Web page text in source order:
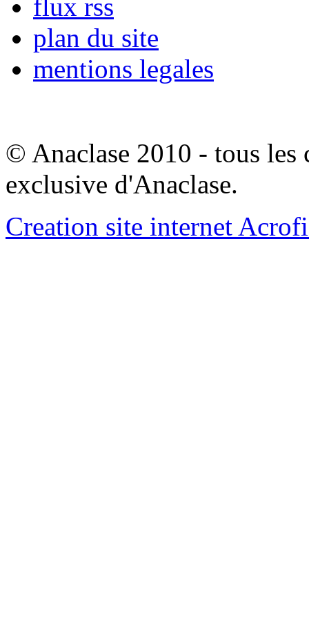
flux rss
plan du site
mentions legales
© Anaclase 2010 - tous les
exclusive d'Anaclase.
Creation site internet